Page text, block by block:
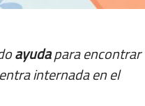
ayudapara encontrar
internada en el